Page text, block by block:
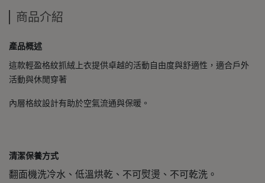
商品介紹
產品概述
這款輕盈格紋抓絨上衣提供卓越的活動自由度與舒適性，適合戶外
活動與休閒穿著
內層格紋設計有助於空氣流通與保暖。
清潔保養方式
翻面機洗冷水、低溫烘乾、不可熨燙、不可乾洗。